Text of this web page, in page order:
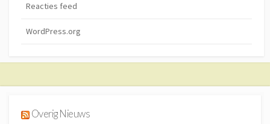
Reacties feed
WordPress.org
Overig Nieuws